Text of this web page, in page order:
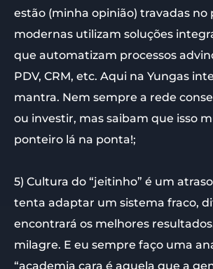
estão (minha opinião) travadas no
modernas utilizam soluções
que automatizam processos
PDV, CRM, etc. Aqui na Yungas
mantra. Nem sempre a rede
ou investir, mas saibam que isso
ponteiro lá na ponta!;
5) Cultura do “jeitinho” é um
tenta adaptar um sistema fraco,
encontrará os melhores
milagre. E eu sempre faço uma
“academia cara é aquela que a